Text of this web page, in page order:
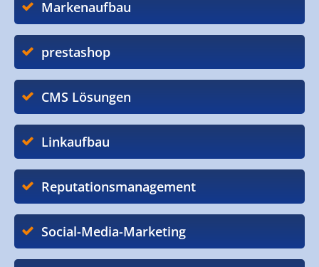
Markenaufbau
prestashop
CMS Lösungen
Linkaufbau
Reputationsmanagement
Social-Media-Marketing